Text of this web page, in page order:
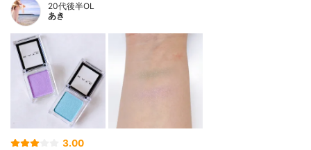
20代後半OL
あき
3.00